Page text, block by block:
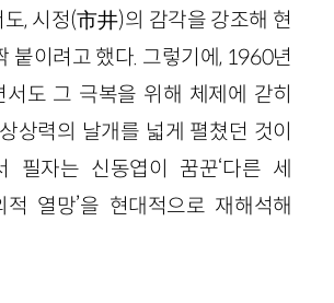
, 시정(市井)의 감각을 강조해 현
붙이려고 했다. 그렇기에, 1960년
서도 그 극복을 위해 체제에 갇히
상력의 날개를 넓게 펼쳤던 것이
필자는 신동엽이 꿈꾼‘다른 세
적 열망’을 현대적으로 재해석해